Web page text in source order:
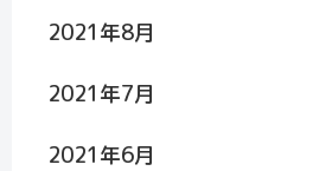
2021年8月
2021年7月
2021年6月